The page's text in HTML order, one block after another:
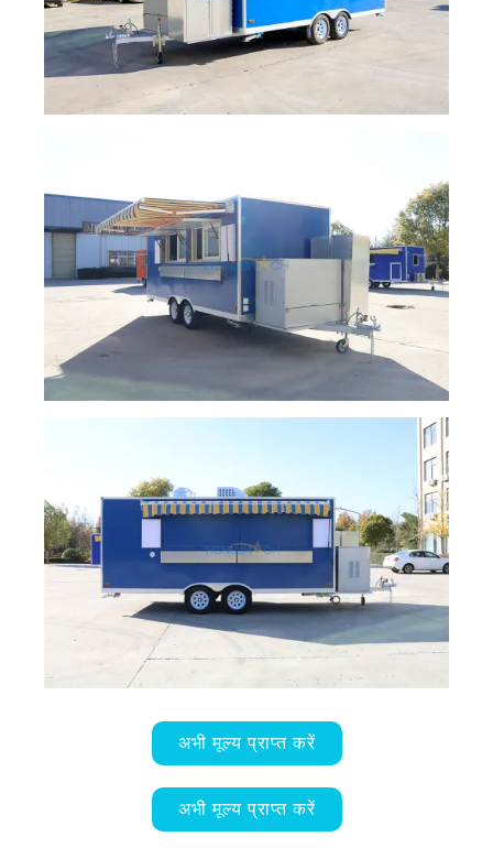
अभी मूल्य प्राप्त करें
अभी मूल्य प्राप्त करें